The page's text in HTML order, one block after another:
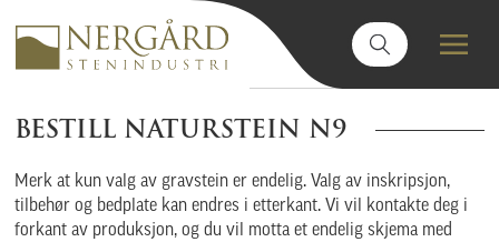
BESTILL NATURSTEIN N9
Merk at kun valg av gravstein er endelig. Valg av inskripsjon,
tilbehør og bedplate kan endres i etterkant. Vi vil kontakte deg i
forkant av produksjon, og du vil motta et endelig skjema med